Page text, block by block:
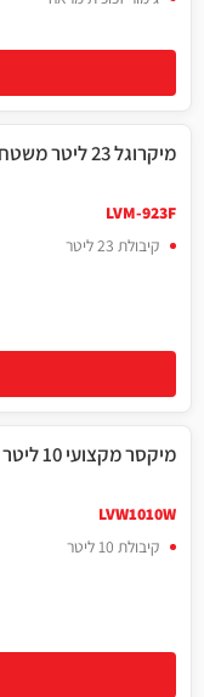
23 ליטר
מיקרוגל 23 ליטר משטח שטוח ללא צלחת
LVM-923F
קיבולת 23 ליטר
10 ליטר
מיקסר מקצועי 10 ליטר
LVW1010W
קיבולת 10 ליטר